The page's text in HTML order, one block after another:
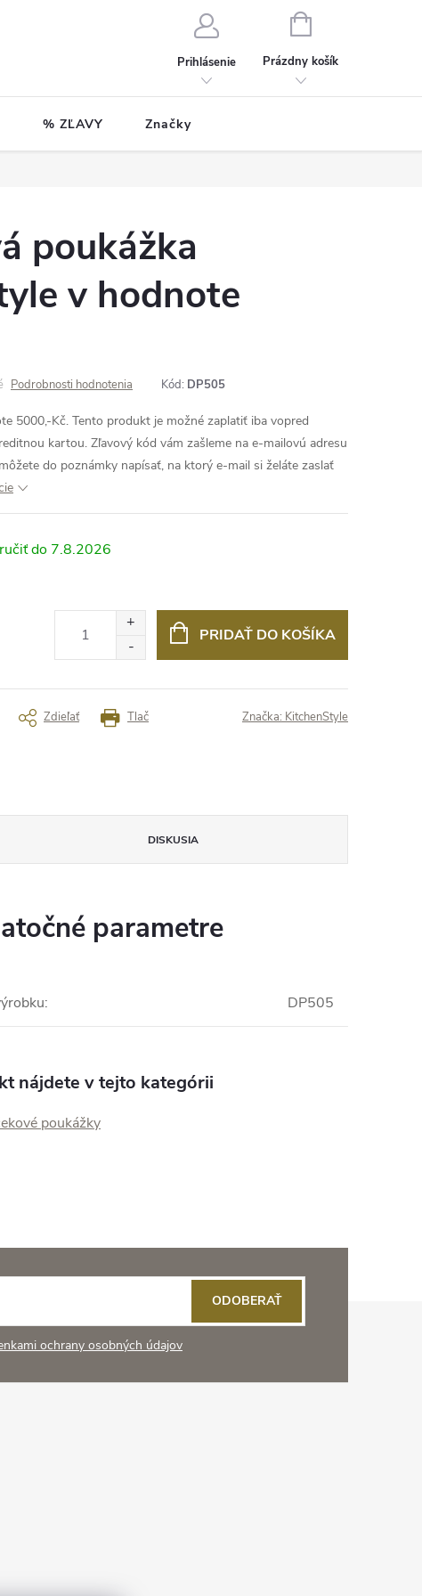
Prihlásenie
NÁKUPNÝ
Prázdny košík
% ZĽAVY Značky
poukážka
v hodnote
Podrobnosti hodnotenia Kód: DP505
5000,-Kč. Tento produkt je možné zaplatiť iba vopred
kartou. Zľavový kód vám zašleme na e-mailovú adresu
do poznámky napísať, na ktorý e-mail si želáte zaslať
7.8.2026
PRIDAŤ DO KOŠÍKA
Tlač
Zdieľať Značka: KitchenStyle
DISKUSIA
parametre
: DP505
nájdete v tejto kategórii
poukážky
ochrany osobných údajov
ODOBERAŤ